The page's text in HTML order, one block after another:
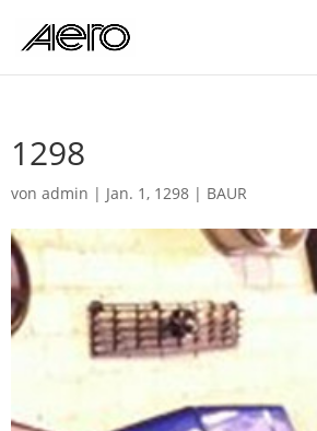
1298
vonadmin | Jan. 1, 1298 | BAUR